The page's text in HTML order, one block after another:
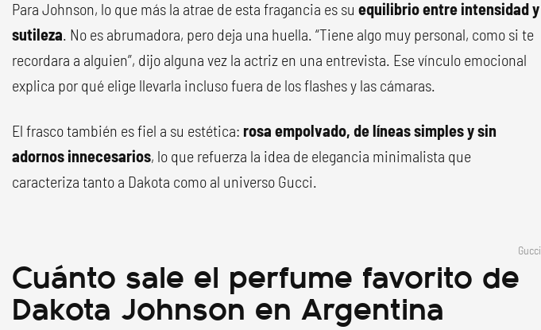
Para Johnson, lo que más la atrae de esta fragancia es su equilibrio entre intensidad y
sutileza. No es abrumadora, pero deja una huella. “Tiene algo muy personal, como si te
recordara a alguien”, dijo alguna vez la actriz en una entrevista. Ese vínculo emocional
explica por qué elige llevarla incluso fuera de los flashes y las cámaras.
El frasco también es fiel a su estética: rosa empolvado, de líneas simples y sin
adornos innecesarios, lo que refuerza la idea de elegancia minimalista que
caracteriza tanto a Dakota como al universo Gucci.
Gucci
Cuánto sale el perfume favorito de
Dakota Johnson en Argentina